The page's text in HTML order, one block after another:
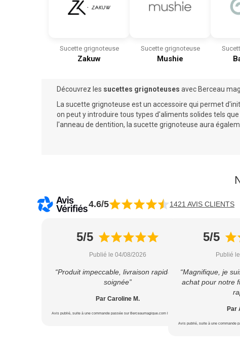
Sucette grignoteuse
Zakuw
Sucette grignoteuse
Mushie
Découvrez les sucettes grignoteuses avec Berceau
La sucette grignoteuse est un accessoire qui permet
on peut y introduire tous types d'aliments solides tels
l'anneau de dentition, la sucette grignoteuse aura
4.6/5 1421 AVIS CLIENTS
5/5
Publié le 04/08/2026
“Produit impeccable, livraison rapide et
soignée”
Par Caroline M.
Avis publié, suite à une commande passée sur Berceaumagique.com le 22/07/2026
5/5
Publié
“Magnifique, je
achat pour notre
Par
Avis publié, suite à une commande